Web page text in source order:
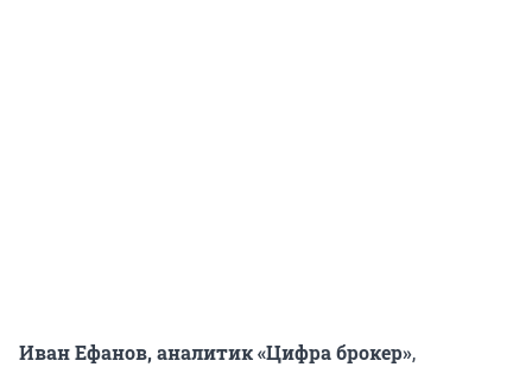
Иван Ефанов, аналитик «Цифра брокер»,